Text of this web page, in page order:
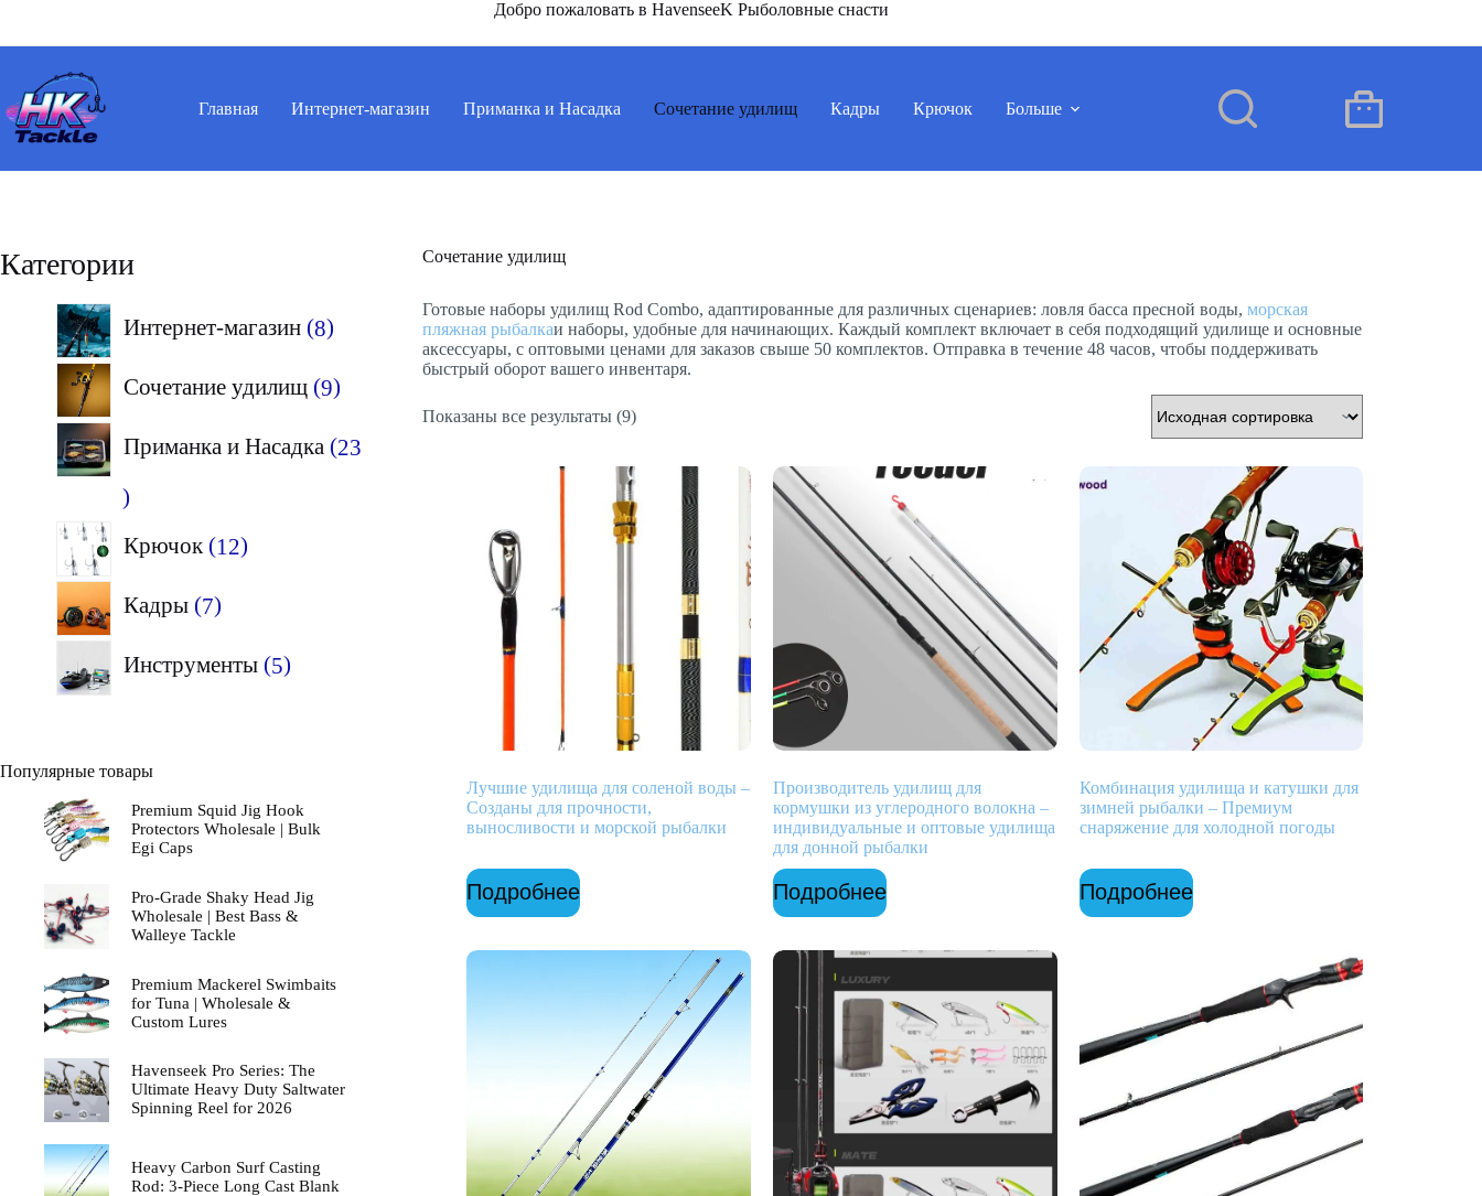
сути
Добро пожаловать в HavenseeK Рыболовные снасти
Главная Интернет-магазин Приманка и Насадка Сочетание удилищ Кадры Крючок Больше Корзина
Сочетание удилищ
Готовые наборы удилищ Rod Combo, адаптированные для различных сценариев: ловля басса пресной воды,морская
пляжная рыбалкаи наборы, удобные для начинающих. Каждый комплект включает в себя подходящий удилище и основные
аксессуары, с оптовыми ценами для заказов свыше 50 комплектов. Отправка в течение 48 часов, чтобы поддерживать
быстрый оборот вашего инвентаря.
Показаны все результаты (9)
Лучшие удилища для соленой воды –
Созданы для прочности,
выносливости и морской рыбалки
Подробнее
Производитель удилищ для
кормушки из углеродного волокна –
индивидуальные и оптовые удилища
для донной рыбалки
Подробнее
Комбинация удилища и катушки для
зимней рыбалки – Премиум
снаряжение для холодной погоды
Подробнее
Категории
Интернет-магазин 88
Сочетание удилищ 99
Приманка и Насадка 23
23
товара
Крючок 1212
Кадры 77
Инструменты 55
Популярные товары
Premium Squid Jig Hook
Protectors Wholesale | Bulk
Egi Caps
Pro-Grade Shaky Head Jig
Wholesale | Best Bass &
Walleye Tackle
Premium Mackerel Swimbaits
for Tuna | Wholesale &
Custom Lures
Havenseek Pro Series: The
Ultimate Heavy Duty Saltwater
Spinning Reel for 2026
Heavy Carbon Surf Casting
Rod: 3-Piece Long Cast Blank